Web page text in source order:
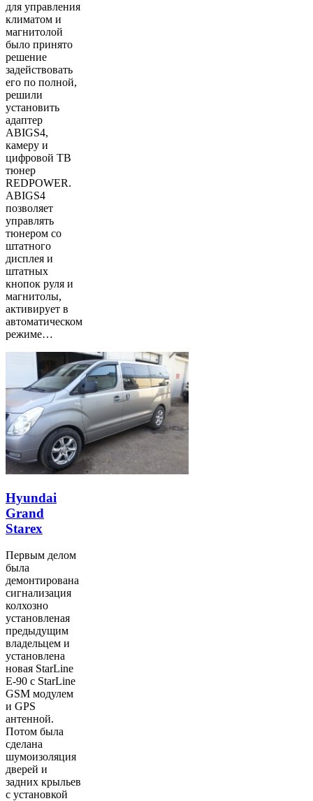
для управления
климатом и
магнитолой
было принято
решение
задействовать
его по полной,
решили
установить
адаптер
ABIGS4,
камеру и
цифровой ТВ
тюнер
REDPOWER.
ABIGS4
позволяет
управлять
тюнером со
штатного
дисплея и
штатных
кнопок руля и
магнитолы,
активирует в
автоматическом
режиме…
Hyundai
Grand
Starex
Первым делом
была
демонтирована
сигнализация
колхозно
установленая
предыдущим
владельцем и
установлена
новая StarLine
E-90 c StarLine
GSM модулем
и GPS
антенной.
Потом была
сделана
шумоизоляция
дверей и
задних крыльев
с установкой